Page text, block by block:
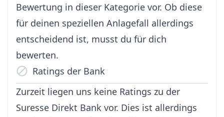
Bewertung in dieser Kategorie vor. Ob diese
für deinen speziellen Anlagefall allerdings
entscheidend ist, musst du für dich
bewerten.
Ratings der Bank
Zurzeit liegen uns keine Ratings zu der
Suresse Direkt Bank vor. Dies ist allerdings